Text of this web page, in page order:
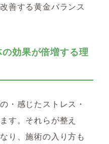
善する黄金バランス
効果が倍増する理
・感じたストレス・
す。それらが整え
り、施術の入り方も